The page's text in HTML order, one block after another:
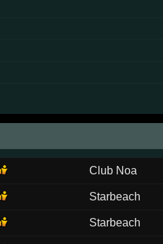
Club Noa
Starbeach
Starbeach